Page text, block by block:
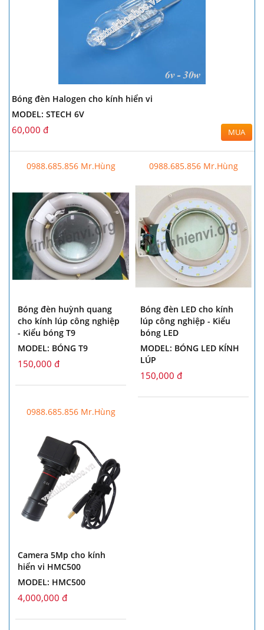
Bóng đèn Halogen cho kính hiển vi
MODEL: STECH 6V
60,000 đ MUA
0988.685.856 Mr.Hùng
Bóng đèn huỳnh quang
cho kính lúp công nghiệp
- Kiểu bóng T9
MODEL: BÓNG T9
150,000 đ
0988.685.856 Mr.Hùng
Bóng đèn LED cho kính
lúp công nghiệp - Kiểu
bóng LED
MODEL: BÓNG LED KÍNH
LÚP
150,000 đ
0988.685.856 Mr.Hùng
Camera 5Mp cho kính
hiển vi HMC500
MODEL: HMC500
4,000,000 đ